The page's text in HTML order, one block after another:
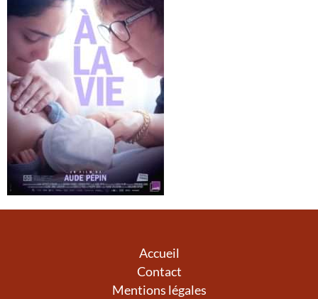
Accueil
Contact
Mentions légales